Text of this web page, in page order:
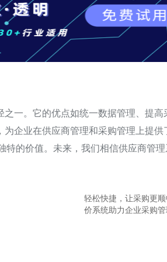
一。它的优点如统一数据管理、提高
企业在供应商管理和采购管理上提供
的价值。未来，我们相信供应商管
轻松快捷，让采购更
价系统助力企业采购